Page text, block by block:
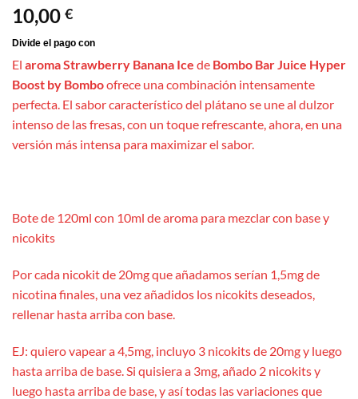
10,00 €
El aroma Strawberry Banana Ice de Bombo Bar Juice Hyper
Boost by Bomboofrece una combinación intensamente
perfecta. El sabor característico del plátano se une al dulzor
intenso de las fresas, con un toque refrescante, ahora, en una
versión más intensa para maximizar el sabor.
Bote de 120ml con 10ml de aroma para mezclar con base y
nicokits
Por cada nicokit de 20mg que añadamos serían 1,5mg de
nicotina finales, una vez añadidos los nicokits deseados,
rellenar hasta arriba con base.
EJ: quiero vapear a 4,5mg, incluyo 3 nicokits de 20mg y luego
hasta arriba de base. Si quisiera a 3mg, añado 2 nicokits y
luego hasta arriba de base, y así todas las variaciones que